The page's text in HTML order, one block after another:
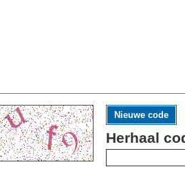
Nieuwe code
Herhaal